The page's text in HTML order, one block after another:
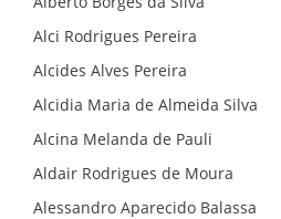
INICIAL
Alci Rodrigues Pereira
Alcides Alves Pereira
Alcidia Maria de Almeida Silva
Alcina Melanda de Pauli
Aldair Rodrigues de Moura
Alessandro Aparecido Balassa